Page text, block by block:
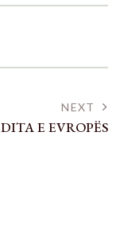
NEXT
DITA E EVROPËS